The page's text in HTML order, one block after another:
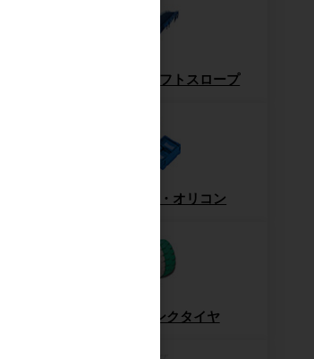
フォークリフトスロープ
コンテナ・オリコン
ノーパンクタイヤ